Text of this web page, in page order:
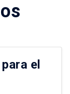
el